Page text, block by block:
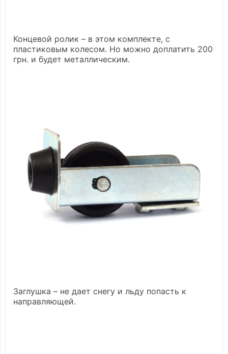
Концевой ролик – в этом комплекте, с
пластиковым колесом. Но можно доплатить 200
грн. и будет металлическим.
Заглушка – не дает снегу и льду попасть к
направляющей.